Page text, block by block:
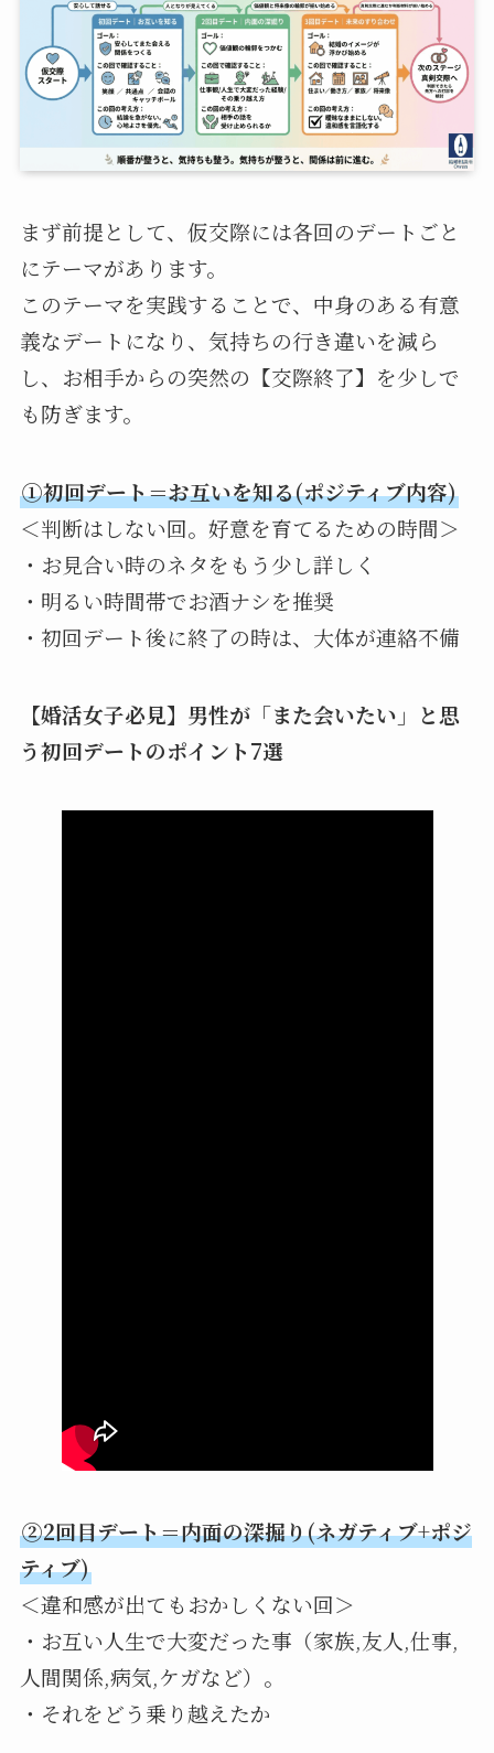
まず前提として、仮交際には各回のデートごと
にテーマがあります。
このテーマを実践することで、中身のある有意
義なデートになり、気持ちの行き違いを減ら
し、お相手からの突然の【交際終了】を少しで
も防ぎます。
①初回デート＝お互いを知る(ポジティブ内容)
＜判断はしない回。好意を育てるための時間＞
・お見合い時のネタをもう少し詳しく
・明るい時間帯でお酒ナシを推奨
・初回デート後に終了の時は、大体が連絡不備
【婚活女子必見】男性が「また会いたい」と思
う初回デートのポイント7選
②2回目デート＝内面の深掘り(ネガティブ+ポジ
ティブ)
＜違和感が出てもおかしくない回＞
・お互い人生で大変だった事（家族,友人,仕事,
人間関係,病気,ケガなど）。
・それをどう乗り越えたか